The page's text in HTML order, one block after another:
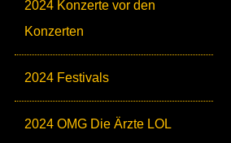
2024 Konzerte vor den
Konzerten
2024 Festivals
2024 OMG Die Ärzte LOL